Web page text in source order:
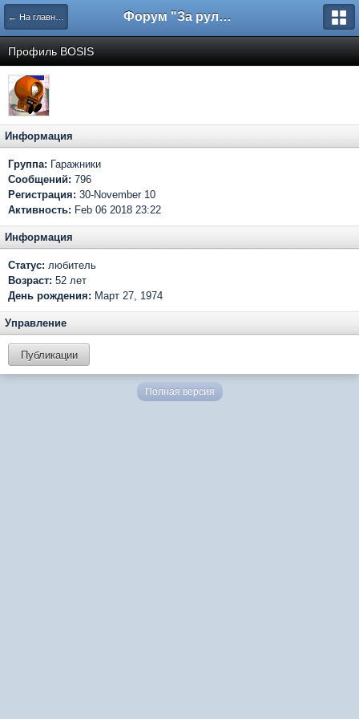
← На главную Форум "За рулем"
Профиль BOSIS
Информация
Группа: Гаражники
Сообщений: 796
Регистрация: 30-November 10
Активность: Feb 06 2018 23:22
Информация
Статус: любитель
Возраст: 52 лет
День рождения: Март 27, 1974
Управление
Публикации
Полная версия